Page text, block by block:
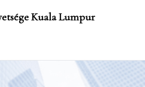
Kuala Lumpur